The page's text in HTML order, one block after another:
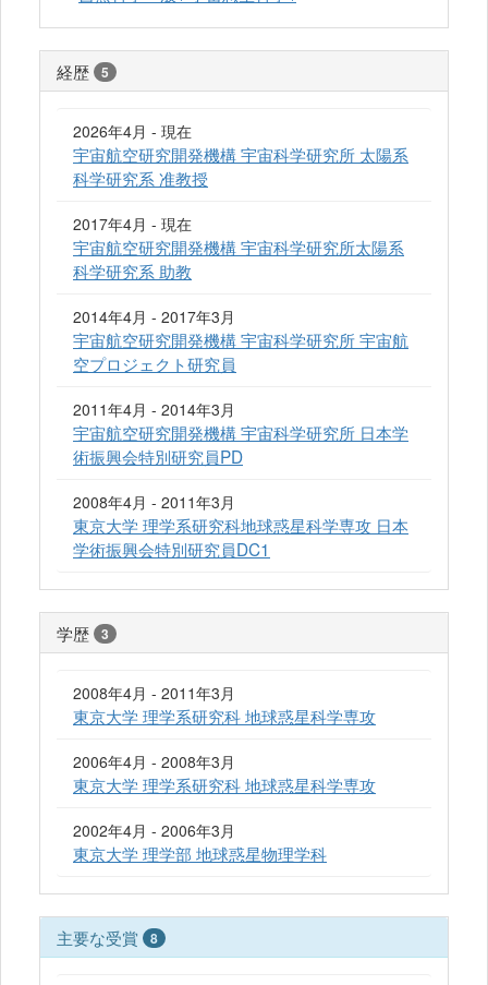
経歴 5
2026年4月 - 現在
宇宙航空研究開発機構 宇宙科学研究所 太陽系
科学研究系 准教授
2017年4月 - 現在
宇宙航空研究開発機構 宇宙科学研究所太陽系
科学研究系 助教
2014年4月 - 2017年3月
宇宙航空研究開発機構 宇宙科学研究所 宇宙航
空プロジェクト研究員
2011年4月 - 2014年3月
宇宙航空研究開発機構 宇宙科学研究所 日本学
術振興会特別研究員PD
2008年4月 - 2011年3月
東京大学 理学系研究科地球惑星科学専攻 日本
学術振興会特別研究員DC1
学歴 3
2008年4月 - 2011年3月
東京大学 理学系研究科 地球惑星科学専攻
2006年4月 - 2008年3月
東京大学 理学系研究科 地球惑星科学専攻
2002年4月 - 2006年3月
東京大学 理学部 地球惑星物理学科
主要な受賞 8